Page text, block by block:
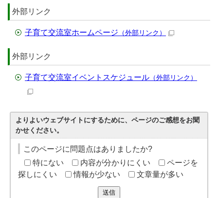
外部リンク
子育て交流室ホームページ （外部リンク）
外部リンク
子育て交流室イベントスケジュール （外部リンク）
よりよいウェブサイトにするために、ページのご感想をお聞
かせください。
このページに問題点はありましたか?
特にない
内容が分かりにくい
ページを
探しにくい
情報が少ない 文章量が多い
送信